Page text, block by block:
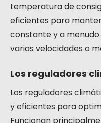
temperatura de
eficientes para
constante y a
varias velocidades o
Los reguladores
Los reguladores
y eficientes para